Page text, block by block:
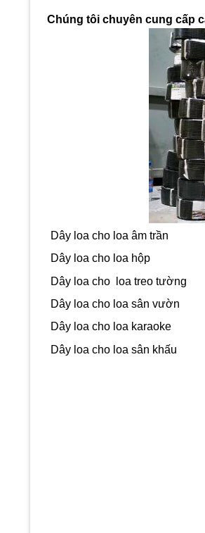
Chúng tôi chuyên cung cấp
Dây loa cho loa âm trần
Dây loa cho loa hộp
Dây loa cho loa treo tường
Dây loa cho loa sân vườn
Dây loa cho loa karaoke
Dây loa cho loa sân khấu